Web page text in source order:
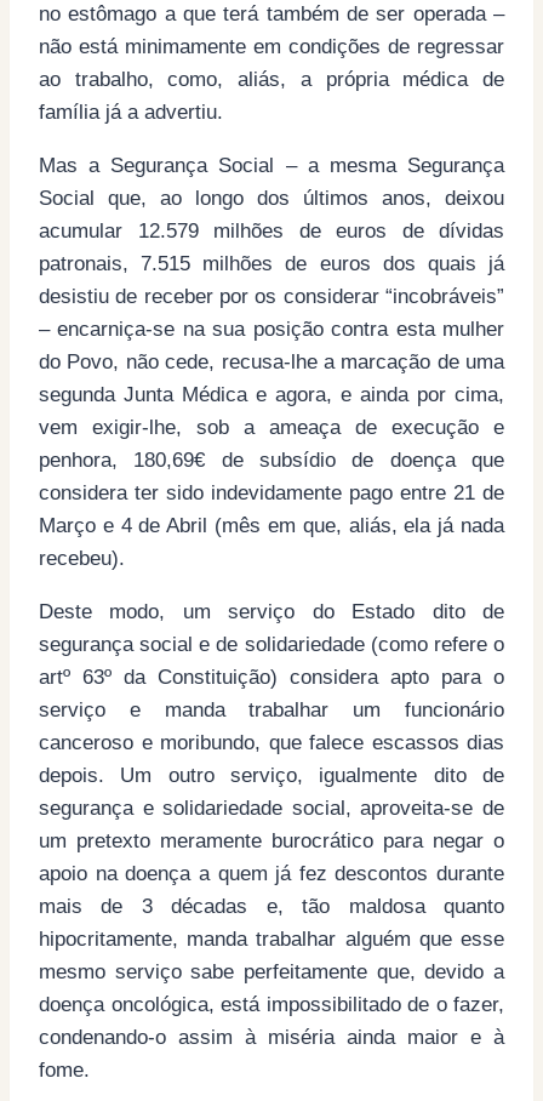
no estômago a que terá também de ser operada –
não está minimamente em condições de regressar
ao trabalho, como, aliás, a própria médica de
família já a advertiu.
Mas a Segurança Social – a mesma Segurança
Social que, ao longo dos últimos anos, deixou
acumular 12.579 milhões de euros de dívidas
patronais, 7.515 milhões de euros dos quais já
desistiu de receber por os considerar “incobráveis”
– encarniça-se na sua posição contra esta mulher
do Povo, não cede, recusa-lhe a marcação de uma
segunda Junta Médica e agora, e ainda por cima,
vem exigir-lhe, sob a ameaça de execução e
penhora, 180,69€ de subsídio de doença que
considera ter sido indevidamente pago entre 21 de
Março e 4 de Abril (mês em que, aliás, ela já nada
recebeu).
Deste modo, um serviço do Estado dito de
segurança social e de solidariedade (como refere o
artº 63º da Constituição) considera apto para o
serviço e manda trabalhar um funcionário
canceroso e moribundo, que falece escassos dias
depois. Um outro serviço, igualmente dito de
segurança e solidariedade social, aproveita-se de
um pretexto meramente burocrático para negar o
apoio na doença a quem já fez descontos durante
mais de 3 décadas e, tão maldosa quanto
hipocritamente, manda trabalhar alguém que esse
mesmo serviço sabe perfeitamente que, devido a
doença oncológica, está impossibilitado de o fazer,
condenando-o assim à miséria ainda maior e à
fome.